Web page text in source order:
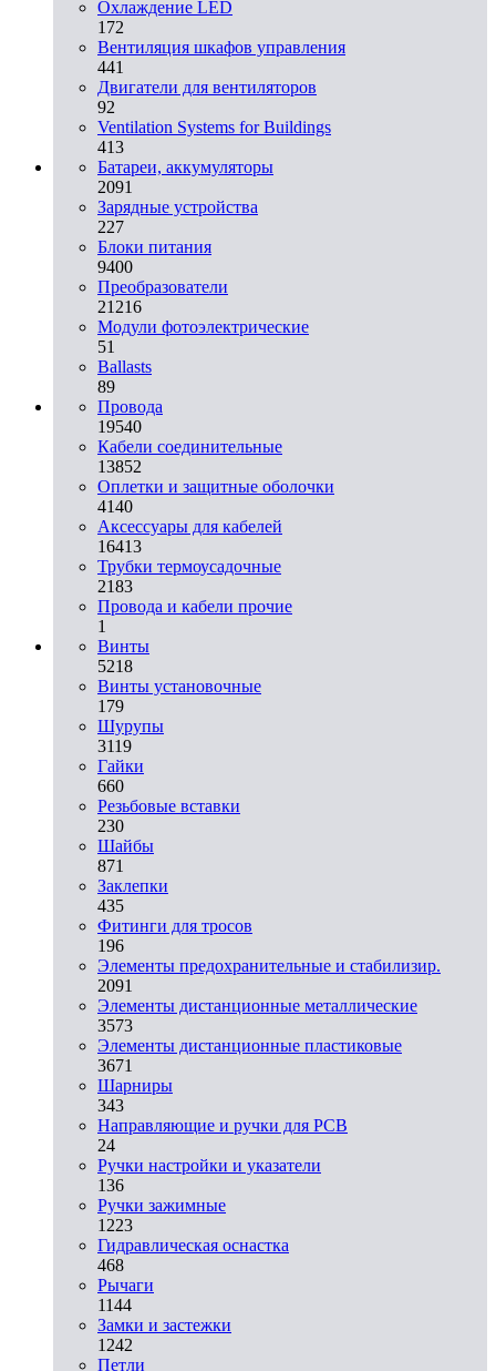
Охлаждение LED
172
Вентиляция шкафов управления
441
Двигатели для вентиляторов
92
Ventilation Systems for Buildings
413
Батареи, аккумуляторы
2091
Зарядные устройства
227
Блоки питания
9400
Преобразователи
21216
Модули фотоэлектрические
51
Ballasts
89
Провода
19540
Кабели соединительные
13852
Оплетки и защитные оболочки
4140
Аксессуары для кабелей
16413
Трубки термоусадочные
2183
Провода и кабели прочие
1
Винты
5218
Винты установочные
179
Шурупы
3119
Гайки
660
Резьбовые вставки
230
Шайбы
871
Заклепки
435
Фитинги для тросов
196
Элементы предохранительные и стабилизир.
2091
Элементы дистанционные металлические
3573
Элементы дистанционные пластиковые
3671
Шарниры
343
Направляющие и ручки для PCB
24
Ручки настройки и указатели
136
Ручки зажимные
1223
Гидравлическая оснастка
468
Рычаги
1144
Замки и застежки
1242
Петли